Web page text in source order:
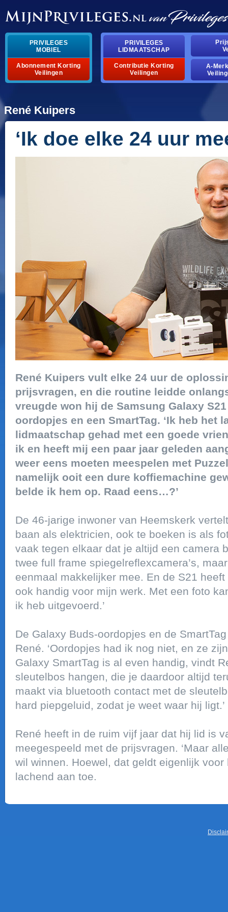
PRIVILEGES
MOBIEL
Abonnement Korting
Veilingen
PRIVILEGES
LIDMAATSCHAP
Contributie Korting
Veilingen
A-
René Kuipers
‘Ik doe elke 24 uur
René Kuipers vult elke 24 uur de
prijsvragen, en die routine leidde
vreugde won hij de Samsung Galaxy
oordopjes en een SmartTag. ‘Ik heb het
lidmaatschap gehad met een goede
ik en heeft mij een paar jaar geleden
weer eens moeten meespelen met
namelijk ooit een dure koffiemachine
belde ik hem op. Raad eens…?’
De 46-jarige inwoner van Heemskerk
baan als elektricien, ook te boeken is als
vaak tegen elkaar dat je altijd een camera
twee full frame spiegelreflexcamera’s,
eenmaal makkelijker mee. En de S21
ook handig voor mijn werk. Met een foto
ik heb uitgevoerd.’
De Galaxy Buds-oordopjes en de
René. ‘Oordopjes had ik nog niet, en ze
Galaxy SmartTag is al even handig, vindt
sleutelbos hangen, die je daardoor altijd
maakt via bluetooth contact met de
hard piepgeluid, zodat je weet waar hij ligt.’
René heeft in de ruim vijf jaar dat hij lid is
meegespeeld met de prijsvragen. ‘Maar
wil winnen. Hoewel, dat geldt eigenlijk voor
lachend aan toe.